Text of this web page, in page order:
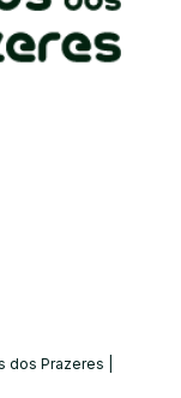
Prazeres |